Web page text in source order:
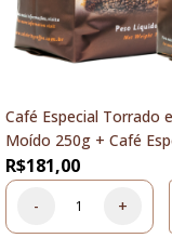
Café Especial Torrado
Moído 250g + Café
R$181,00
- +